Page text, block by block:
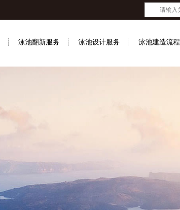
泳池翻新服务 泳池设计服务 泳池建造流程